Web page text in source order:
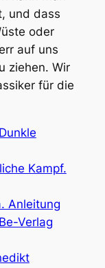
und dass
oder
auf uns
ziehen. Wir
für die
Kampf.
Anleitung
Verlag